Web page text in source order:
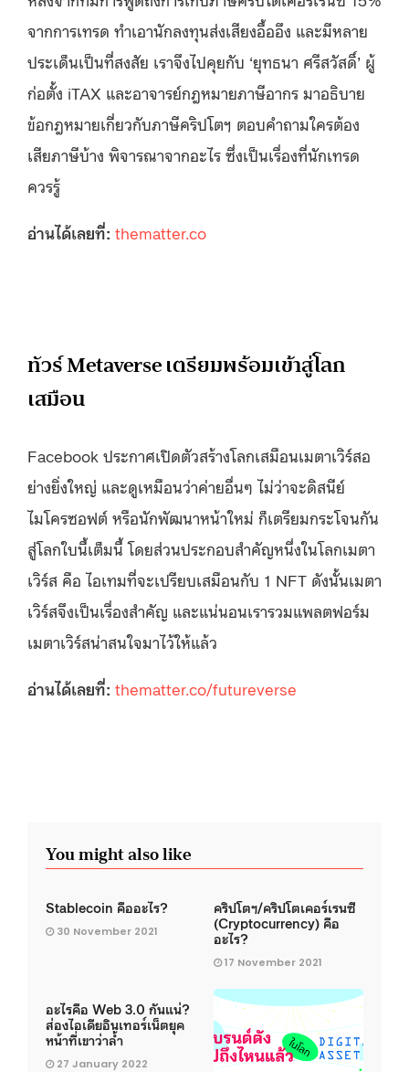
จากการเทรด ทำเอานักลงทุนส่งเสียงอื้ออึง และมีหลาย
ประเด็นเป็นที่สงสัย เราจึงไปคุยกับ ‘ยุทธนา ศรีสวัสดิ์’ ผู้
ก่อตั้ง iTAX และอาจารย์กฎหมายภาษีอากร มาอธิบาย
ข้อกฎหมายเกี่ยวกับภาษีคริปโตฯ ตอบคำถามใครต้อง
เสียภาษีบ้าง พิจารณาจากอะไร ซึ่งเป็นเรื่องที่นักเทรด
ควรรู้
อ่านได้เลยที่: thematter.co
ทัวร์ Metaverse เตรียมพร้อมเข้าสู่โลก
เสมือน
Facebook ประกาศเปิดตัวสร้างโลกเสมือนเมตาเวิร์สอ
ย่างยิ่งใหญ่ และดูเหมือนว่าค่ายอื่นๆ ไม่ว่าจะดิสนีย์
ไมโครซอฟต์ หรือนักพัฒนาหน้าใหม่ ก็เตรียมกระโจนกัน
สู่โลกใบนี้เต็มนี้ โดยส่วนประกอบสำคัญหนึ่งในโลกเมตา
เวิร์ส คือ ไอเทมที่จะเปรียบเสมือนกับ 1 NFT ดังนั้นเมตา
เวิร์สจึงเป็นเรื่องสำคัญ และแน่นอนเรารวมแพลตฟอร์ม
เมตาเวิร์สน่าสนใจมาไว้ให้แล้ว
อ่านได้เลยที่: thematter.co/futureverse
You might also like
Stablecoin คืออะไร?
30 November 2021
คริปโตฯ/คริปโตเคอร์เรนซี
(Cryptocurrency) คือ
อะไร?
17 November 2021
อะไรคือ Web 3.0 กันแน่?
ส่องไอเดียอินเทอร์เน็ตยุค
หน้าที่เขาว่าล้ำ
27 January 2022